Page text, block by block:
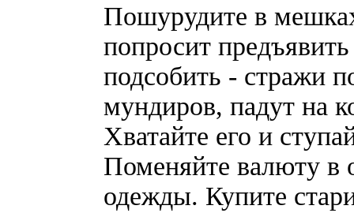
Пошурудите в
попросит
подсобить - стражи
мундиров, падут на
Хватайте его и
Поменяйте валюту в
одежды. Купите